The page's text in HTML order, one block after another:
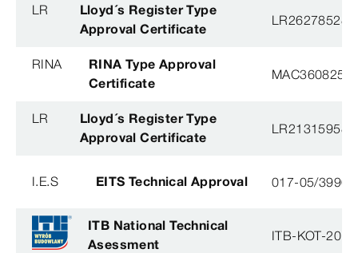
LR
Lloyd´s Register Type
Approval Certificate
RINA
RINA Type Approval
Certificate
LR
Lloyd´s Register Type
Approval Certificate
I.E.S EITS Technical Approval 017-05/3990-
ITB National Technical
Asessment
ITB-KOT-